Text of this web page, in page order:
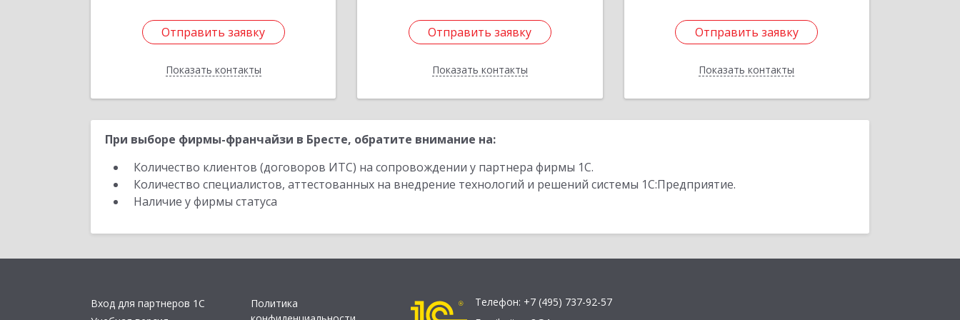
Отправить заявку
Показать контакты
Отправить заявку
Назад
Отправить заявку
Показать контакты
Отправить заявку
Назад
Отправить заявку
Показать контакты
Отправить заявку
Назад
При выборе фирмы-франчайзи в Бресте, обратите внимание на:
Количество клиентов (договоров ИТС) на сопровождении у партнера фирмы 1С.
Количество специалистов, аттестованных на внедрение технологий и решений системы 1С:Предприятие.
Наличие у фирмы статуса
Вход для партнеров 1С
Политика
Телефон: +7 (495) 737-92-57